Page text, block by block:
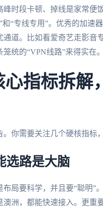
峰时段卡顿、掉线是家常便
“专线专用”。优秀的加速
通道。比如看爱奇艺走影音
统的“VPN线路”来得实在。
指标拆解
你需要关注几个硬核指标
选路是大脑
局要科学，并且要“聪明”
洲，都能快速接入。更重